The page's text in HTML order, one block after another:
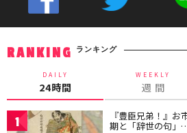
RANKING ランキング
DAILY
24時間
WEEKLY
週 間
1 『豊臣兄弟！』
期と「辞世の句」